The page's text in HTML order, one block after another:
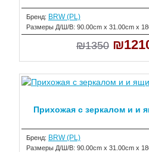
Бренд: BRW (PL)
Размеры Д/Ш/В: 90.00cm x 31.00cm x
₪1350
Бренд: BRW (PL)
Размеры Д/Ш/В: 90.00cm x 31.00cm x
Прихожая с зеркалом и и